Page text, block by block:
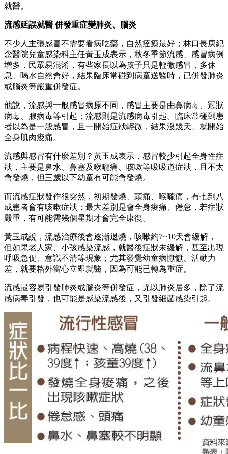
就醫。
流感延誤就醫 併發重症變肺炎、腦炎
不少人主張感冒不需要看病吃藥，自然痊癒最好；林口長庚紀
念醫院兒童感染科主任黃玉成表示，秋冬季節流感、感冒病例
增多，民眾易混淆，有些家長以為孩子只是輕微感冒，多休
息、喝水自然會好，結果臨床常碰到病童送醫時，已併發肺炎
或腦炎等嚴重併發症。
他說，流感與一般感冒病原不同，感冒主要是由鼻病毒、冠狀
病毒、腺病毒等引起；流感則是流感病毒引起。臨床常碰到患
者以為是一般感冒，且一開始症狀輕微，結果沒幾天、就開始
全身肌肉痠痛。
流感與感冒有什麼差別？黃玉成表示，感冒較少引起全身性症
狀，主要是鼻水、鼻塞及喉嚨痛、咳嗽等吸吸道症狀，且不太
會發燒，但三歲以下幼童有可能會發燒。
而流感症狀發作很突然，初期發燒、頭痛、喉嚨痛，有七到八
成患者會有咳嗽症狀；最大差別是會全身痠痛、倦怠，若症狀
嚴重，有可能需幾個星期才會完全康復。
黃玉成說，流感治療後會逐漸退燒，咳嗽約7~10天會緩解，
但如果老人家、小孩感染流感，就醫後症狀未緩解，甚至出現
呼吸急促、意識不清等現象；尤其發覺幼童病懨懨、活動力
差，就要格外當心立即就醫，因為可能已轉為重症。
流感最容易引發肺炎或腦炎等併發症，尤以肺炎居多，除了流
感病毒引發，也可能是感染流感後，又引發細菌感染引起。